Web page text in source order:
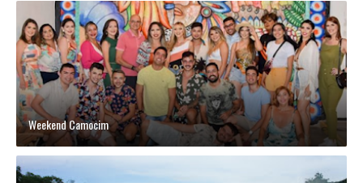
Weekend Camocim